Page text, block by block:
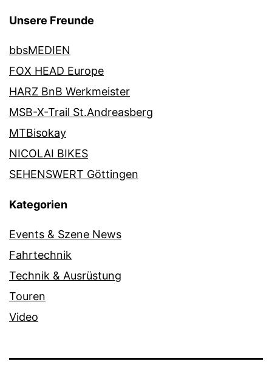
Unsere Freunde
bbsMEDIEN
FOX HEAD Europe
HARZ BnB Werkmeister
MSB-X-Trail St.Andreasberg
MTBisokay
NICOLAI BIKES
SEHENSWERT Göttingen
Kategorien
Events & Szene News
Fahrtechnik
Technik & Ausrüstung
Touren
Video